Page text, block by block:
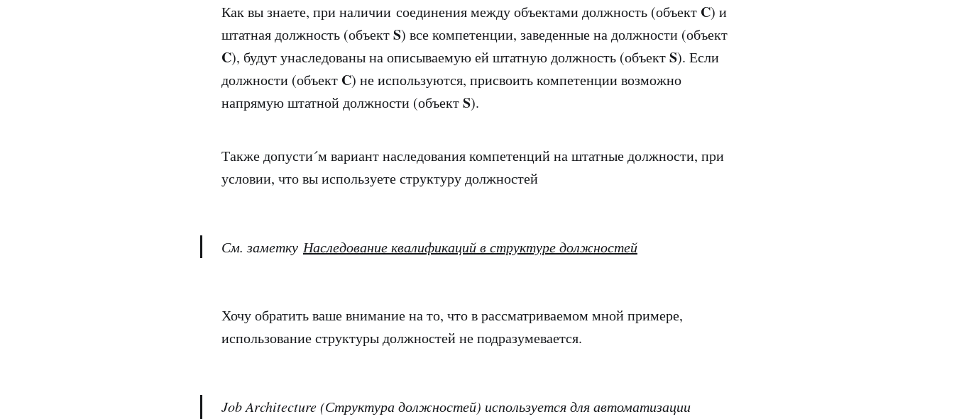
Как вы знаете, при наличии соединения между объектами должность (объект C) и
штатная должность (объектS) все компетенции, заведенные на должности (объект
C), будут унаследованы на описываемую ей штатную должность (объектS). Если
должности (объект C) не используются, присвоить компетенции возможно
напрямую штатной должности (объектS).
Также допусти´м вариант наследования компетенций на штатные должности, при
условии, что вы используете структуру должностей
См. заметку Наследование квалификаций в структуре должностей
Хочу обратить ваше внимание на то, что в рассматриваемом мной примере,
использование структуры должностей не подразумевается.
Job Architecture (Структура должностей) используется для автоматизации